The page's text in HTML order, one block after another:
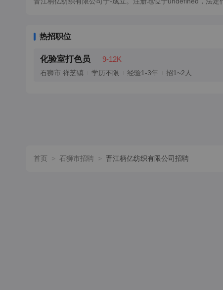
热招职位
化验室打色员 9-12K
石狮市 祥芝镇 学历不限 经验1-3年 招1~2人
首页 > 石狮市招聘 > 晋江柄亿纺织有限公司招聘